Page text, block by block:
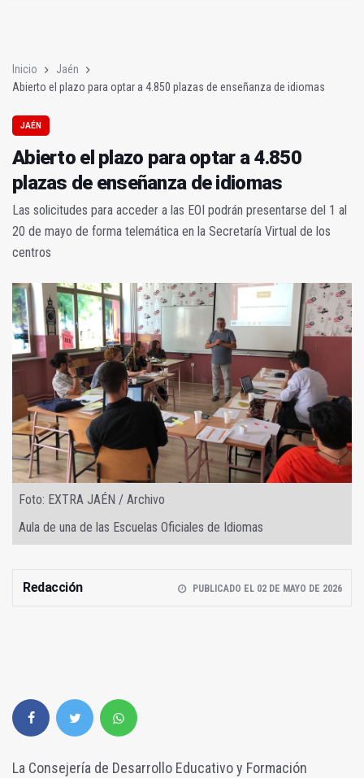
Inicio
Jaén
Abierto el plazo para optar a 4.850 plazas de enseñanza de idiomas
JAÉN
Abierto el plazo para optar a 4.850
plazas de enseñanza de idiomas
Las solicitudes para acceder a las EOI podrán presentarse del 1 al
20 de mayo de forma telemática en la Secretaría Virtual de los
centros
Foto: EXTRA JAÉN / Archivo
Aula de una de las Escuelas Oficiales de Idiomas
Redacción PUBLICADO EL 02 DE MAYO DE 2026
La Consejería de Desarrollo Educativo y Formación